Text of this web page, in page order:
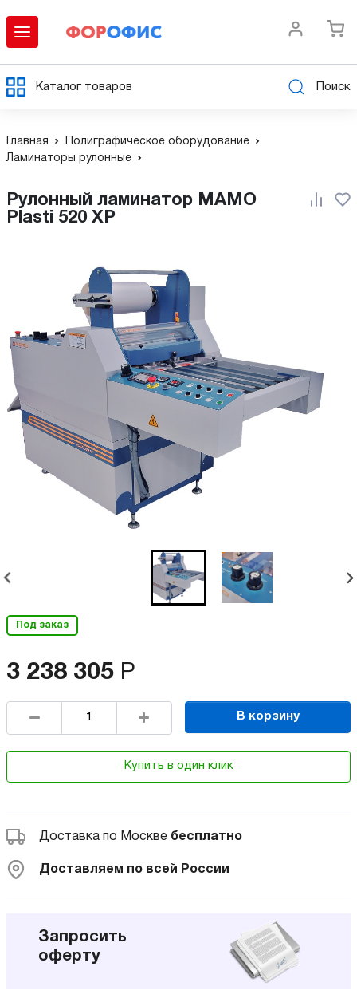
Каталог товаров Поиск
Главная
Полиграфическое оборудование
Ламинаторы рулонные
Рулонный ламинатор MAMO
Plasti 520 XP
Под заказ
3 238 305 Р
В корзину
Купить в один клик
Доставка по Москве бесплатно
Доставляем по всей России
Запросить
оферту